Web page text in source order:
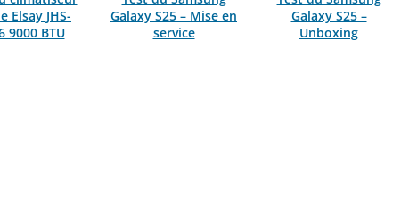
Elsay JHS-
9000 BTU
Galaxy S25 – Mise en
service
Galaxy S25 –
Unboxing